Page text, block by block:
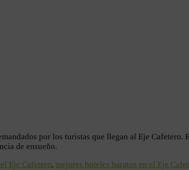
por los turistas que llegan al Eje
de ensueño.
Eje Cafetero, mejores hoteles baratos en el Eje